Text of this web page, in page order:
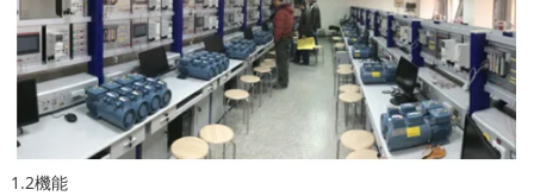
1.2機能